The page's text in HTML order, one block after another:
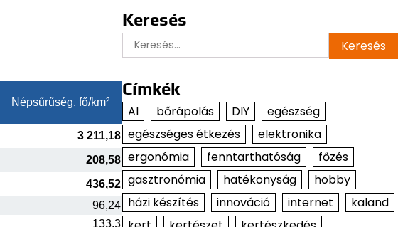
Népsűrűség, fő/km²
3 211,18
208,58
436,52
96,24
133,3
Keresés
Keresés:
Címkék
AI bőrápolás DIY
egészség
egészséges étkezés
elektronika
ergonómia
fenntarthatóság
főzés
gasztronómia
hatékonyság
hobby
házi készítés
innováció internet
kaland